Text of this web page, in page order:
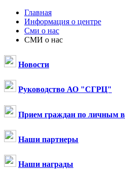
Главная
Информация о центре
Сми о нас
СМИ о нас
Новости
Руководство АО "СГРЦ"
Прием граждан по личным
Наши партнеры
Наши награды